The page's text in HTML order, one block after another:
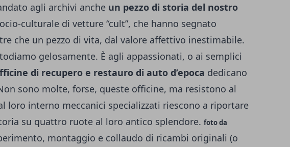
agli archivi anche un pezzo di storia del nostro
culturale di vetture “cult”, che hanno segnato
che un pezzo di vita, dal valore affettivo inestimabile.
gelosamente. È agli appassionati, o ai semplici
di recupero e restauro di auto d’epoca dedicano
sono molte, forse, queste officine, ma resistono al
loro interno meccanici specializzati riescono a riportare
su quattro ruote al loro antico splendore. foto da
montaggio e collaudo di ricambi originali (o